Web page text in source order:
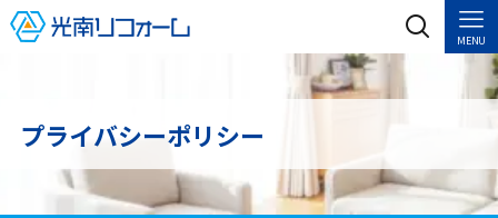
MENU
プライバシーポリシー